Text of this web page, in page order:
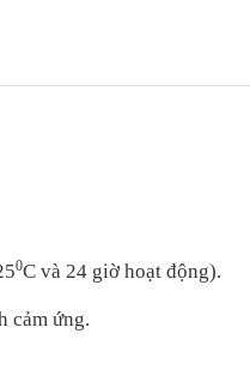
0C và 24 giờ hoạt động).
cảm ứng.